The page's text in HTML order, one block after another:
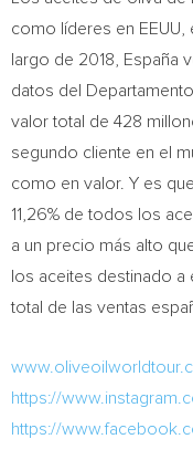
como líderes en
largo de 2018, España
datos del
valor total de 428
segundo cliente en el
como en valor. Y es
11,26% de todos los
a un precio más alto
los aceites destinado a
total de las ventas
https://
https://